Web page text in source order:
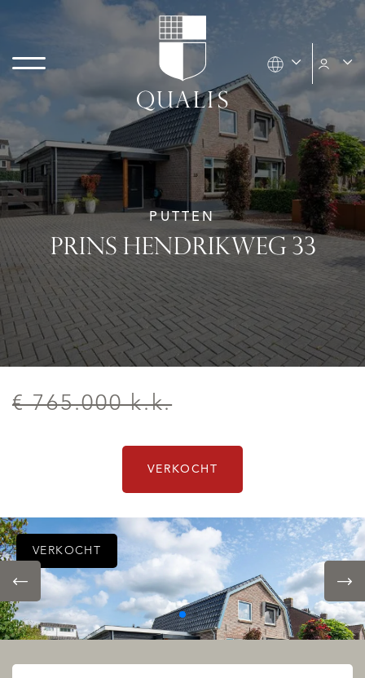
PUTTEN
PRINS HENDRIKWEG 33
€ 765.000 k.k.
VERKOCHT
VERKOCHT